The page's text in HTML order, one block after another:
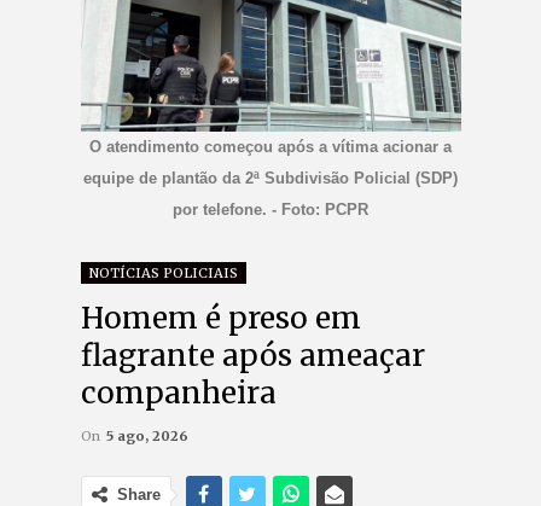
O atendimento começou após a vítima acionar a
equipe de plantão da 2ª Subdivisão Policial (SDP)
por telefone. - Foto: PCPR
NOTÍCIAS POLICIAIS
Homem é preso em
flagrante após ameaçar
companheira
On 5 ago, 2026
Share